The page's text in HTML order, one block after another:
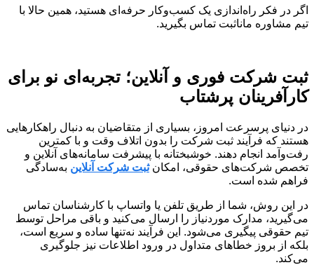
اگر در فکر راه‌اندازی یک کسب‌وکار حرفه‌ای هستید، همین حالا با
تیم مشاوره ماناثبت تماس بگیرید.
ثبت شرکت فوری و آنلاین؛ تجربه‌ای نو برای
کارآفرینان پرشتاب
در دنیای پرسرعت امروز، بسیاری از متقاضیان به دنبال راهکارهایی
هستند که فرآیند ثبت شرکت را بدون اتلاف وقت و با کمترین
رفت‌وآمد انجام دهند. خوشبختانه با پیشرفت سامانه‌های آنلاین و
تخصص شرکت‌های حقوقی، امکانثبت شرکت آنلاین به‌سادگی
فراهم شده است.
در این روش، شما از طریق تلفن یا واتساپ با کارشناسان تماس
می‌گیرید، مدارک موردنیاز را ارسال می‌کنید و باقی مراحل توسط
تیم حقوقی پیگیری می‌شود. این فرآیند نه‌تنها ساده و سریع است،
بلکه از بروز خطاهای متداول در ورود اطلاعات نیز جلوگیری
می‌کند.